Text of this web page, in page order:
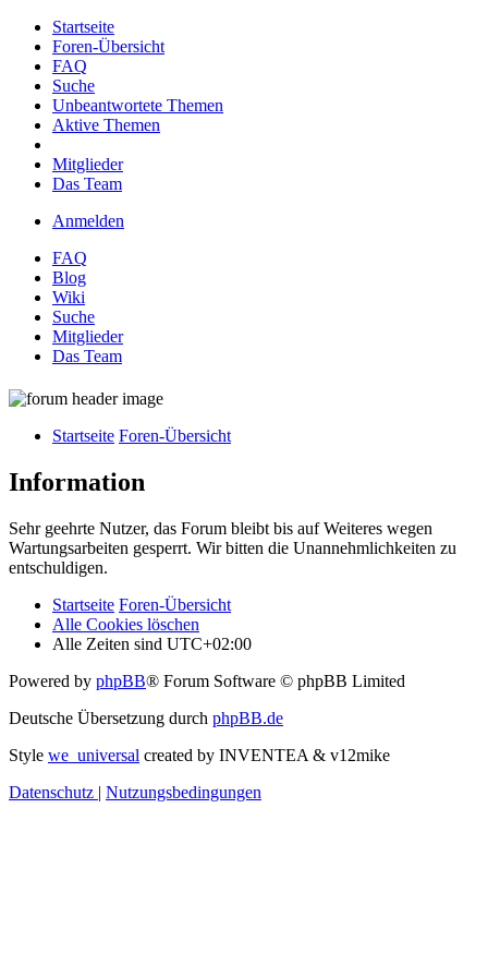
Startseite
Foren-Übersicht
FAQ
Suche
Unbeantwortete Themen
Aktive Themen
Mitglieder
Das Team
Anmelden
FAQ
Blog
Wiki
Suche
Mitglieder
Das Team
Startseite Foren-Übersicht
Information
Sehr geehrte Nutzer, das Forum bleibt bis auf Weiteres wegen
Wartungsarbeiten gesperrt. Wir bitten die Unannehmlichkeiten zu
entschuldigen.
Startseite Foren-Übersicht
Alle Cookies löschen
Alle Zeiten sind UTC+02:00
Powered by phpBB® Forum Software © phpBB Limited
Deutsche Übersetzung durch phpBB.de
Style we_universal created by INVENTEA & v12mike
Datenschutz | Nutzungsbedingungen